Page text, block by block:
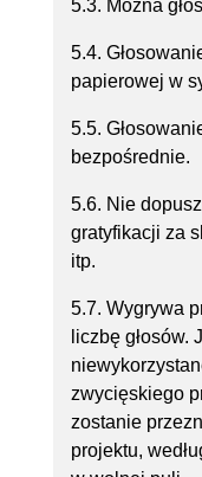
5.3. Można
5.4.
papierowej w
5.5.
bezpośrednie.
5.6. Nie
gratyfikacji za
itp.
5.7. Wygrywa
liczbę głosów.
zwycięskiego
zostanie
projektu,